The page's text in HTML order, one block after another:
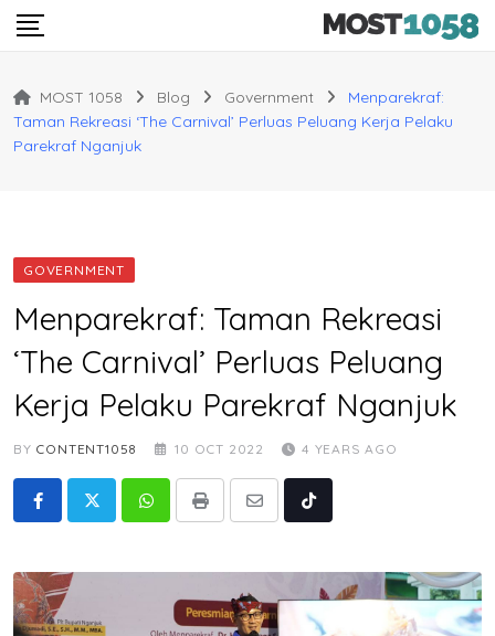
Skip
MOST 1058 Blog Government
Menparekraf:
Taman Rekreasi ‘The Carnival’ Perluas Peluang Kerja Pelaku
Parekraf Nganjuk
GOVERNMENT
Menparekraf: Taman Rekreasi
‘The Carnival’ Perluas Peluang
Kerja Pelaku Parekraf Nganjuk
BY CONTENT1058 10 OCT 2022 4 YEARS AGO
WhatsappPrint
Share
Tiktok